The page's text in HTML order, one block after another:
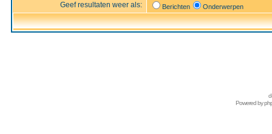
Geef resultaten weer als: Berichten Onderwerpen
Powered by